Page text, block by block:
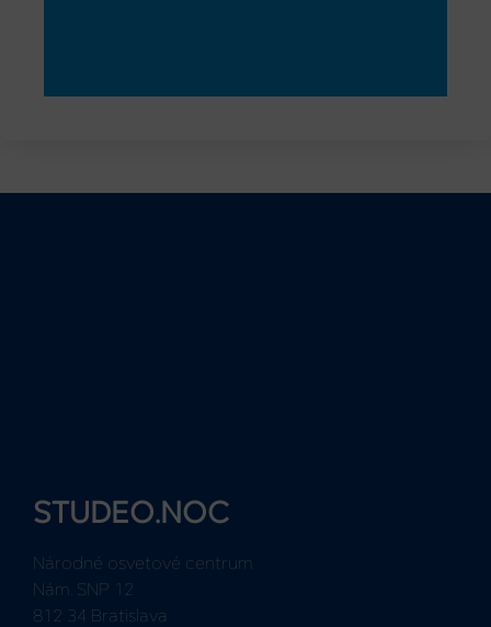
STUDEO.NOC
Národné osvetové centrum
Nám. SNP 12
812 34 Bratislava